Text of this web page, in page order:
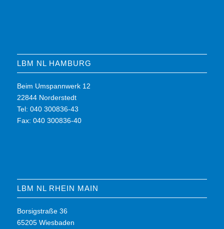
LBM NL HAMBURG
Beim Umspannwerk 12
22844 Norderstedt
Tel: 040 300836-43
Fax: 040 300836-40
LBM NL RHEIN MAIN
Borsigstraße 36
65205 Wiesbaden